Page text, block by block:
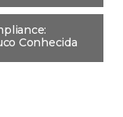
Conhecida